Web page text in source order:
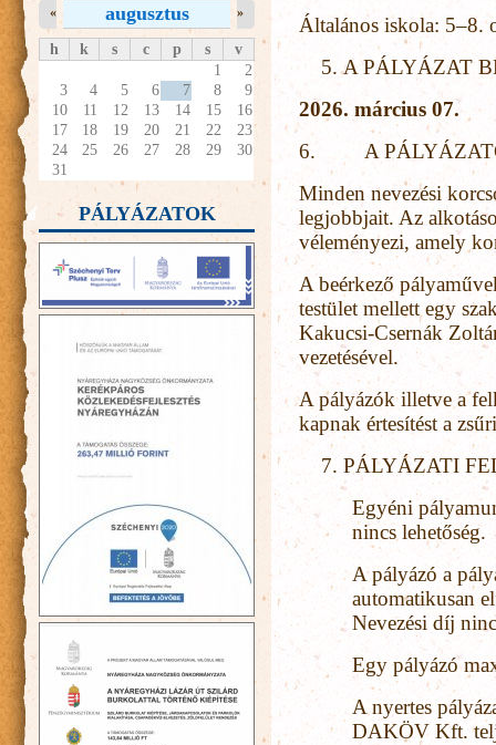
Általános iskola: 5–8.
A PÁLYÁZAT
2026. március 07.
6. A
Minden nevezési
legjobbjait. Az
véleményezi, amely
A beérkező
testület mellett egy
Kakucsi-Csernák
vezetésével.
A pályázók illetve a
kapnak értesítést a
PÁLYÁZATI
Egyéni
nincs lehetőség.
A pályázó a
automatikusan
Nevezési díj
Egy pályázó
A nyertes
DAKÖV Kft.
augusztus
« »
h k s c p s
v
1
2
3
4 5 6 7 8
9
10
11 12 13 14 15
16
17
18 19 20 21 22
23
24
25 26 27 28 29
30
31
PÁLYÁZATOK